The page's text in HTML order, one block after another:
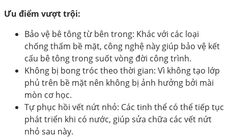
Ưu điểm vượt trội:
Bảo vệ bê tông từ bên trong: Khác với các loại
chống thấm bề mặt, công nghệ này giúp bảo vệ kết
cấu bê tông trong suốt vòng đời công trình.
Không bị bong tróc theo thời gian: Vì không tạo lớp
phủ trên bề mặt nên không bị ảnh hưởng bởi mài
mòn cơ học.
Tự phục hồi vết nứt nhỏ: Các tinh thể có thể tiếp tục
phát triển khi có nước, giúp sửa chữa các vết nứt
nhỏ sau này.